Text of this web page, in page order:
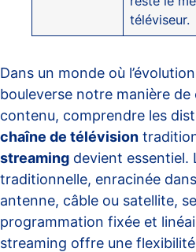
téléviseur.
Dans un monde où
bouleverse notre manière de
contenu, comprendre les
chaîne de télévision
streaming devient essentiel.
traditionnelle, enracinée
antenne, câble ou satellite,
programmation fixée et
streaming offre une